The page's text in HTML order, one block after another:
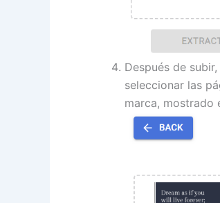
Después de
seleccionar las
marca, mostrado